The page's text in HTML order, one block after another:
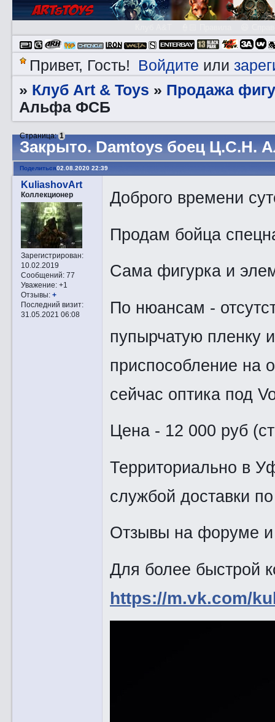
Привет, Гость! Войдите или
» Клуб Art & Toys » Продажа
Альфа ФСБ
Закрытo. Damtoys боец Ц.С.Н.
Страница:1
Поделиться02.08.2020 22:39
KuliashovArt
Коллекционер
Зарегистрирован:
10.02.2019
Сообщений:77
Уважение: +1
Отзывы: +
Последний визит:
31.05.2021 06:08
Доброго времени
Продам бойца
Сама фигурка и
По нюансам -
пупырчатую пленку
приспособление на
сейчас оптика под
Цена - 12 000 руб
Территориально в
службой доставки
Отзывы на форуме
Для более быстрой
https://m.vk.com/